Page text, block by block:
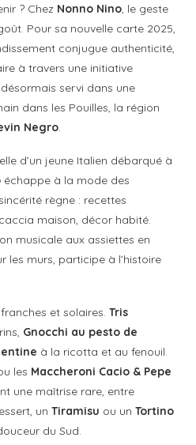
? Chez Nonno Nino, le geste
Pour sa nouvelle carte 2025,
conjugue authenticité,
à travers une initiative
servi dans une
dans les Pouilles, la région
Negro.
d’un jeune Italien débarqué à
échappe à la mode des
règne : recettes
maison, décor habité.
musicale aux assiettes en
les murs, participe à l’histoire
et solaires. Tris
Gnocchi au pesto de
à la ricotta et au fenouil.
les Maccheroni Cacio & Pepe
une maîtrise rare, entre
un Tiramisu ou un Tortino
du Sud.